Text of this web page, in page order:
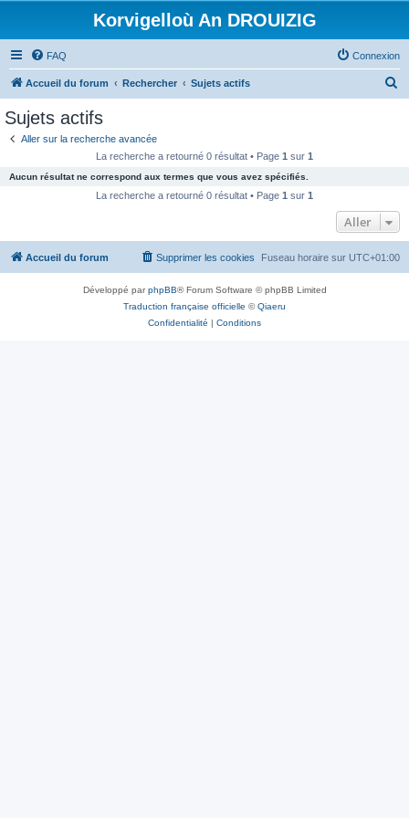
Korvigelloù An DROUIZIG
FAQ Connexion
Accueil du forum Rechercher Sujets actifs
c
e
Sujets actifs
Aller sur la recherche avancée
La recherche a retourné 0 résultat • Page 1 sur 1
Aucun résultat ne correspond aux termes que vous avez spécifiés.
La recherche a retourné 0 résultat • Page 1 sur 1
Aller
Accueil du forum Fuseau horaire sur UTC+01:00
Supprimer les cookies
Développé parphpBB® Forum Software © phpBB Limited
Traduction française officielle ©Qiaeru
Confidentialité | Conditions